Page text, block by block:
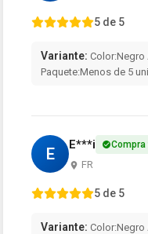
5 de 5
Variante: Color:Negro
Paquete:Menos de 5
E E***i
FR
5 de 5
Variante: Color:Negro